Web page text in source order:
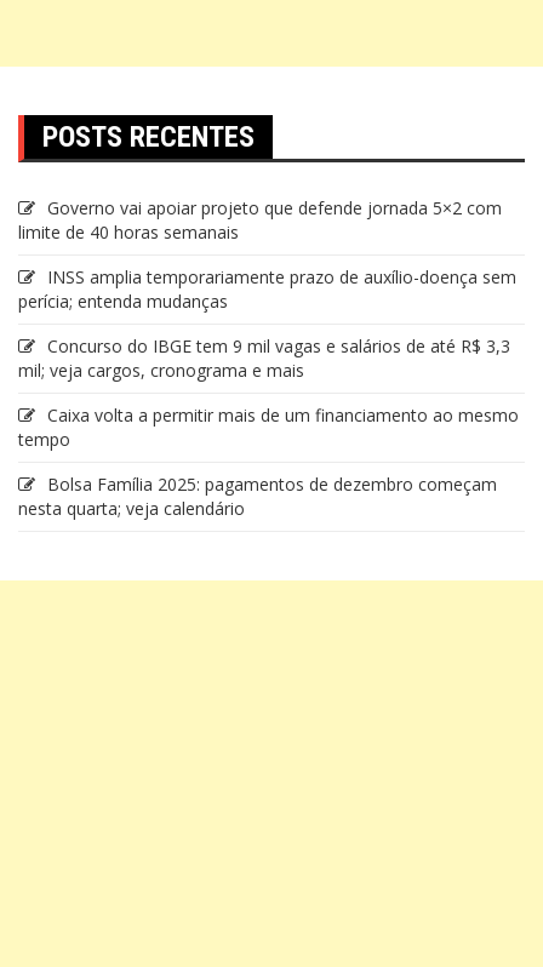
POSTS RECENTES
Governo vai apoiar projeto que defende jornada 5×2 com
limite de 40 horas semanais
INSS amplia temporariamente prazo de auxílio-doença sem
perícia; entenda mudanças
Concurso do IBGE tem 9 mil vagas e salários de até R$ 3,3
mil; veja cargos, cronograma e mais
Caixa volta a permitir mais de um financiamento ao mesmo
tempo
Bolsa Família 2025: pagamentos de dezembro começam
nesta quarta; veja calendário